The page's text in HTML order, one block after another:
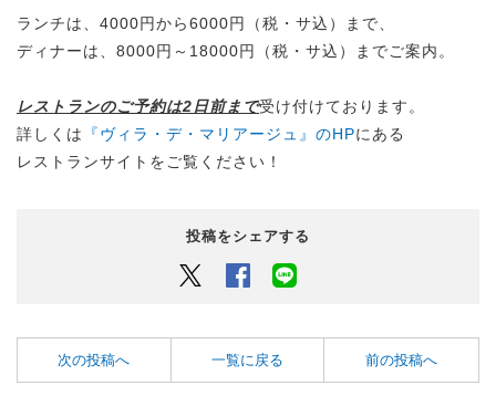
ランチは、4000円から6000円（税・サ込）まで、
ディナーは、8000円～18000円（税・サ込）までご案内。
レストランのご予約は2日前まで受け付けております。
詳しくは
『ヴィラ・デ・マリアージュ』のHPにある
レストランサイトをご覧ください！
投稿をシェアする
Twitter Facebook
次の投稿へ 一覧に戻る 前の投稿へ